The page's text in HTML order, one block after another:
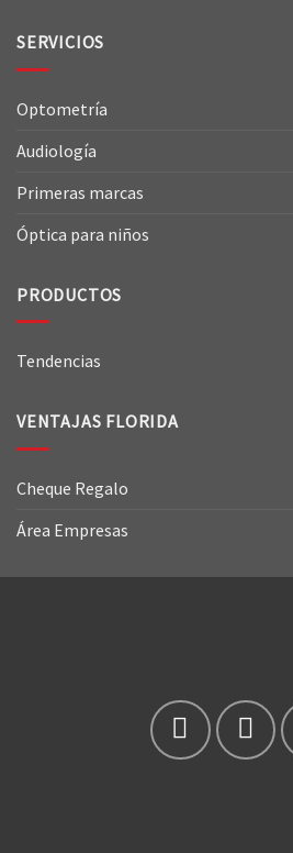
SERVICIOS
Optometría
Audiología
Primeras marcas
Óptica para niños
PRODUCTOS
Tendencias
VENTAJAS FLORIDA
Cheque Regalo
Área Empresas